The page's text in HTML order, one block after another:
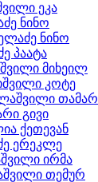
ეკა
ნინო
ნინო
პაატა
მიხეილ
კოტე
თამარ
გივი
ქეთევან
ერეკლე
ირმა
თემურ